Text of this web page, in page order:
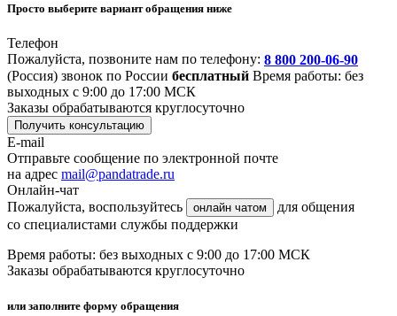
Просто выберите вариант обращения ниже
Телефон
Пожалуйста, позвоните нам по телефону: 8 800 200-06-90
(Россия) звонок по России бесплатный Время работы: без
выходных с 9:00 до 17:00 МСК
Заказы обрабатываются круглосуточно
Получить консультацию
E-mail
Отправьте сообщение по электронной почте
на адрес mail@pandatrade.ru
Онлайн-чат
Пожалуйста, воспользуйтесь
онлайн чатом
для общения
со специалистами службы поддержки
Время работы: без выходных с 9:00 до 17:00 МСК
Заказы обрабатываются круглосуточно
или заполните форму обращения